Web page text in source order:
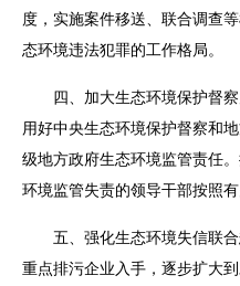
度，实施案件移送、联合调查
态环境违法犯罪的工作格局。
四、加大生态环境保护督察
用好中央生态环境保护督察和
级地方政府生态环境监管责任
环境监管失责的领导干部按照有
五、强化生态环境失信联合
重点排污企业入手，逐步扩大